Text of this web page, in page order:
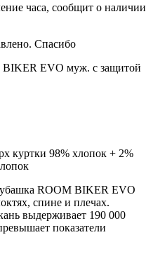
часа, сообщит о наличии
Спасибо
BIKER EVO муж. с защитой
куртки 98% хлопок + 2%
ROOM BIKER EVO
спине и плечах.
выдерживает 190 000
показатели